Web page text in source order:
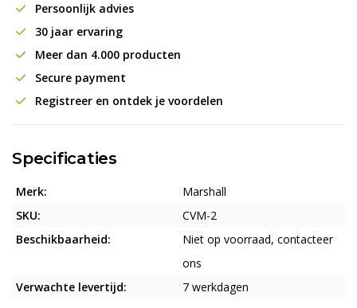
Persoonlijk advies
30 jaar ervaring
Meer dan 4.000 producten
Secure payment
Registreer en ontdek je voordelen
Specificaties
Merk:
Marshall
SKU:
CVM-2
Beschikbaarheid:
Niet op voorraad, contacteer
ons
Verwachte levertijd:
7 werkdagen